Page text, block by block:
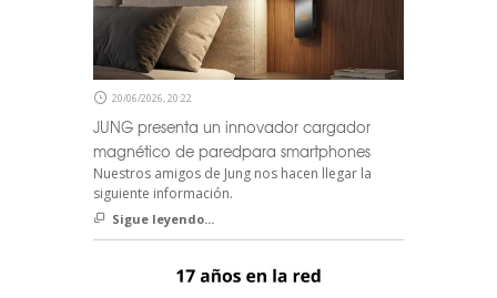
20/06/2026, 20:22
JUNG presenta un innovador cargador
magnético de paredpara smartphones
Nuestros amigos de Jung nos hacen llegar la
siguiente información.
Sigue leyendo...